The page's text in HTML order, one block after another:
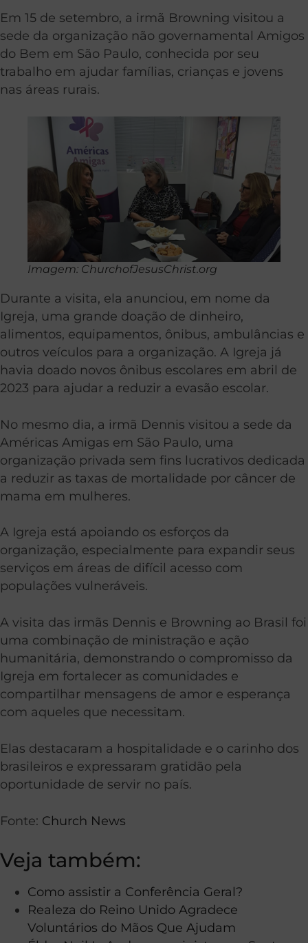
Em 15 de setembro, a irmã Browning visitou a
sede da organização não governamental Amigos
do Bem em São Paulo, conhecida por seu
trabalho em ajudar famílias, crianças e jovens
nas áreas rurais.
Imagem: ChurchofJesusChrist.org
Durante a visita, ela anunciou, em nome da
Igreja, uma grande doação de dinheiro,
alimentos, equipamentos, ônibus, ambulâncias e
outros veículos para a organização. A Igreja já
havia doado novos ônibus escolares em abril de
2023 para ajudar a reduzir a evasão escolar.
No mesmo dia, a irmã Dennis visitou a sede da
Américas Amigas em São Paulo, uma
organização privada sem fins lucrativos dedicada
a reduzir as taxas de mortalidade por câncer de
mama em mulheres.
A Igreja está apoiando os esforços da
organização, especialmente para expandir seus
serviços em áreas de difícil acesso com
populações vulneráveis.
A visita das irmãs Dennis e Browning ao Brasil foi
uma combinação de ministração e ação
humanitária, demonstrando o compromisso da
Igreja em fortalecer as comunidades e
compartilhar mensagens de amor e esperança
com aqueles que necessitam.
Elas destacaram a hospitalidade e o carinho dos
brasileiros e expressaram gratidão pela
oportunidade de servir no país.
Fonte: Church News
Veja também:
Como assistir a Conferência Geral?
Realeza do Reino Unido Agradece
Voluntários do Mãos Que Ajudam